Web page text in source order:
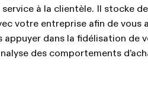
à la clientèle. Il stocke
votre entreprise afin de vous
appuyer dans la fidélisation de
des comportements